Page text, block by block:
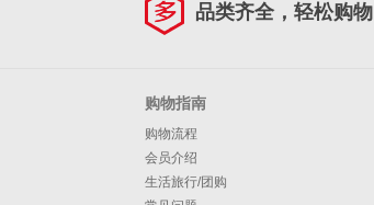
品类齐全，轻松购物
购物指南
购物流程
会员介绍
生活旅行/团购